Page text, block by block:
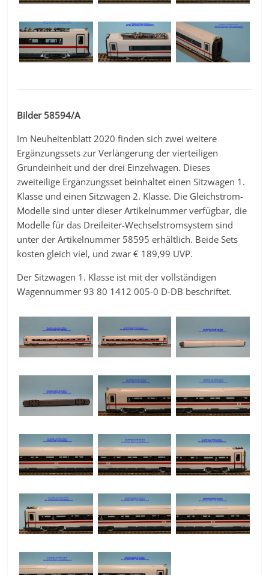
Bilder 58594/A
Im Neuheitenblatt 2020 finden sich zwei weitere
Ergänzungssets zur Verlängerung der vierteiligen
Grundeinheit und der drei Einzelwagen. Dieses
zweiteilige Ergänzungsset beinhaltet einen Sitzwagen 1.
Klasse und einen Sitzwagen 2. Klasse. Die Gleichstrom-
Modelle sind unter dieser Artikelnummer verfügbar, die
Modelle für das Dreileiter-Wechselstromsystem sind
unter der Artikelnummer 58595 erhältlich. Beide Sets
kosten gleich viel, und zwar € 189,99 UVP.
Der Sitzwagen 1. Klasse ist mit der vollständigen
Wagennummer 93 80 1412 005-0 D-DB beschriftet.